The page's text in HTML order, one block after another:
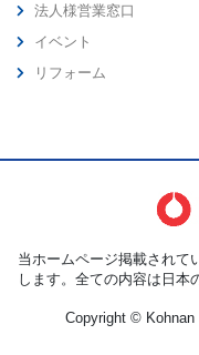
法人様営業窓口
イベント
リフォーム
当ホームページ掲載されて
します。全ての内容は日本
Copyright © Kohnan